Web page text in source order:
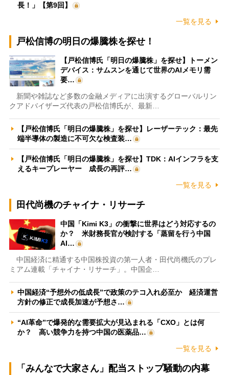
長！」【第9回】
一覧を見る
戸松信博の明日の爆騰株を探せ！
【戸松信博氏「明日の爆騰株」を探せ】トーメン
デバイス：サムスンを通じて世界のAIメモリ需
要…
新聞や雑誌など多数の金融メディアに出演するグローバルリン
クアドバイザーズ代表の戸松信博氏が、最新…
【戸松信博氏「明日の爆騰株」を探せ】レーザーテック：最先
端半導体の製造に不可欠な検査装…
【戸松信博氏「明日の爆騰株」を探せ】TDK：AIインフラを支
えるキープレーヤー 成長の再評…
一覧を見る
田代尚機のチャイナ・リサーチ
中国「Kimi K3」の衝撃に世界はどう対応するの
か？ 米財務長官が検討する「蒸留を行う中国
AI…
中国経済に精通する中国株投資の第一人者・田代尚機氏のプレ
ミアム連載「チャイナ・リサーチ」。中国企…
中国経済“予想外の低成長”で政策のテコ入れ必至か 経済運営
方針の修正で成長加速が予想さ…
“AI革命”で爆発的な需要拡大が見込まれる「CXO」とは何
か？ 高い競争力を持つ中国の医薬品…
一覧を見る
「みんなで大家さん」配当ストップ騒動の内幕